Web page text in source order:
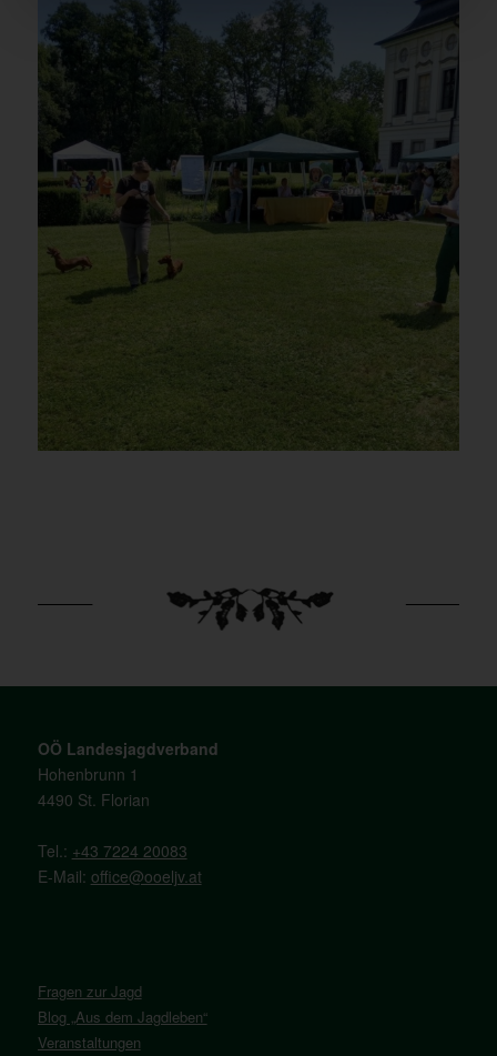
OÖ Landesjagdverband
Hohenbrunn 1
4490 St. Florian
Tel.: +43 7224 20083
E-Mail: office@ooeljv.at
Fragen zur Jagd
Blog „Aus dem Jagdleben“
Veranstaltungen